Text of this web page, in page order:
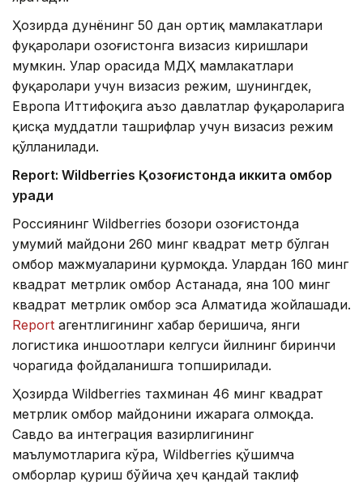
Ҳозирда дунёнинг 50 дан ортиқ мамлакатлари
фуқаролари Қозоғистонга визасиз киришлари
мумкин. Улар орасида МДҲ мамлакатлари
фуқаролари учун визасиз режим, шунингдек,
Европа Иттифоқига аъзо давлатлар фуқароларига
қисқа муддатли ташрифлар учун визасиз режим
қўлланилади.
Report: Wildberries Қозоғистонда иккита омбор
қуради
Россиянинг Wildberries бозори Қозоғистонда
умумий майдони 260 минг квадрат метр бўлган
омбор мажмуаларини қурмоқда. Улардан 160 минг
квадрат метрлик омбор Астанада, яна 100 минг
квадрат метрлик омбор эса Алматида жойлашади.
Report агентлигининг хабар беришича, янги
логистика иншоотлари келгуси йилнинг биринчи
чорагида фойдаланишга топширилади.
Ҳозирда Wildberries тахминан 46 минг квадрат
метрлик омбор майдонини ижарага олмоқда.
Савдо ва интеграция вазирлигининг
маълумотларига кўра, Wildberries қўшимча
омборлар қуриш бўйича ҳеч қандай таклиф